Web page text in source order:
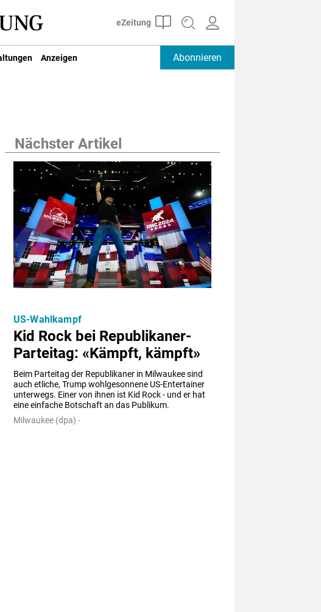
Anzeigen Abonnieren
Nächster Artikel
Kid Rock bei Republikaner-
Parteitag: «Kämpft, kämpft»
Beim Parteitag der Republikaner in Milwaukee sind
auch etliche, Trump wohlgesonnene US-Entertainer
unterwegs. Einer von ihnen ist Kid Rock - und er hat
eine einfache Botschaft an das Publikum.
US-Wahlkampf
Milwaukee (dpa) -